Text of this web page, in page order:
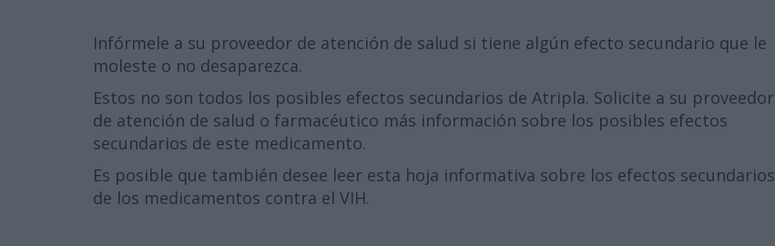
Infórmele a su proveedor de atención de salud si tiene algún efecto secundario que le
moleste o no desaparezca.
Estos no son todos los posibles efectos secundarios de Atripla. Solicite a su proveedor
de atención de salud o farmacéutico más información sobre los posibles efectos
secundarios de este medicamento.
Es posible que también desee leer esta hoja informativa sobre los efectos secundarios
de los medicamentos contra el VIH.